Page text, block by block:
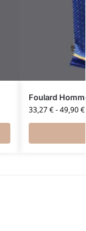
Foulard
33,27€-49,90€